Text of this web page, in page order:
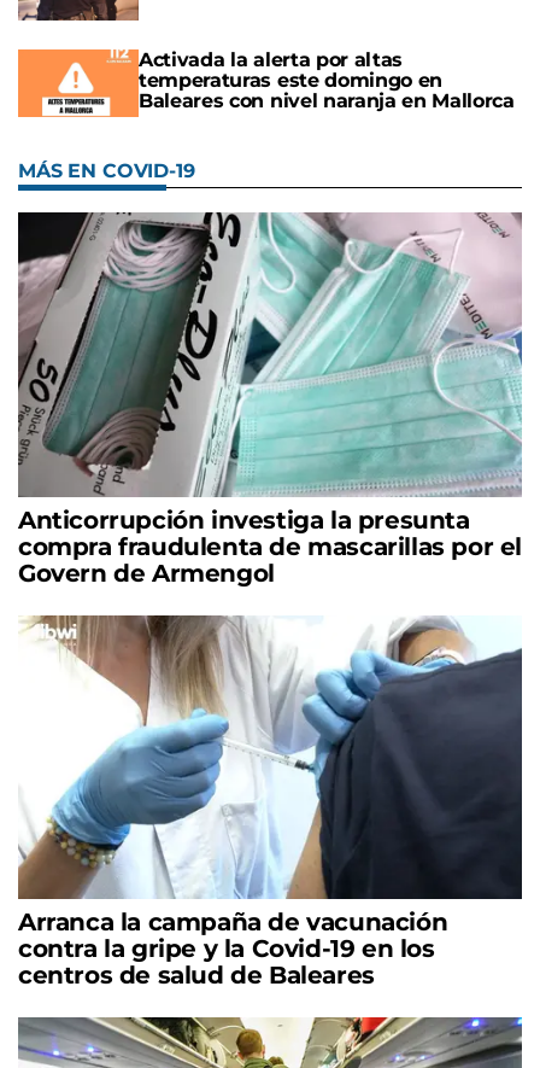
Activada la alerta por altas
temperaturas este domingo en
Baleares con nivel naranja en Mallorca
MÁS EN COVID-19
Anticorrupción investiga la presunta
compra fraudulenta de mascarillas por el
Govern de Armengol
Arranca la campaña de vacunación
contra la gripe y la Covid-19 en los
centros de salud de Baleares